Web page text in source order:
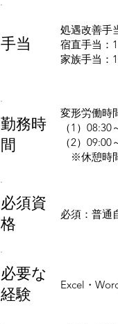
手当
処遇改善手
宿直手当：
家族手当：
勤務時
間
変形労働時
（1）
（2）09:00
※休憩時
必須資
格
必須：普通
必要な
経験
Excel・